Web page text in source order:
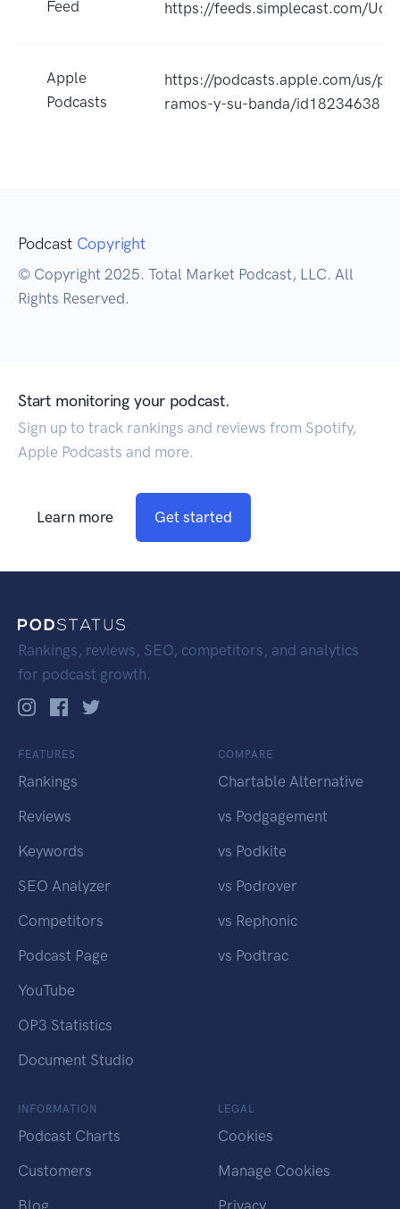
Feed https://feeds.simplecast.com/
Apple
Podcasts
https://podcasts.apple.com/us/
ramos-y-su-banda/
Podcast Copyright
© Copyright 2025. Total Market Podcast, LLC. All
Rights Reserved.
Start monitoring your podcast.
Sign up to track rankings and reviews from Spotify,
Apple Podcasts and more.
Learn more Get started
Rankings, reviews, SEO, competitors, and analytics
for podcast growth.
FEATURES
Rankings
Reviews
Keywords
SEO Analyzer
Competitors
Podcast Page
YouTube
OP3 Statistics
Document Studio
COMPARE
Chartable Alternative
vs Podgagement
vs Podkite
vs Podrover
vs Rephonic
vs Podtrac
INFORMATION
Podcast Charts
Customers
LEGAL
Cookies
Manage Cookies